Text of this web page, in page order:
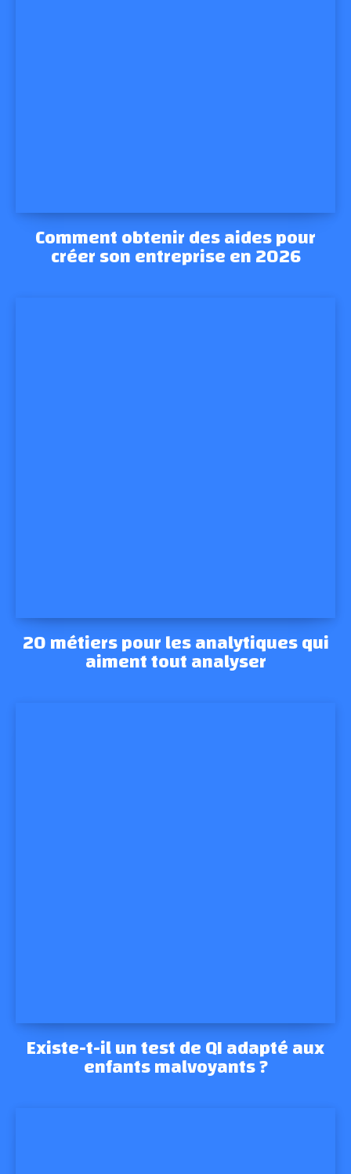
Comment obtenir des aides pour
créer son entreprise en 2026
20 métiers pour les analytiques qui
aiment tout analyser
Existe-t-il un test de QI adapté aux
enfants malvoyants ?